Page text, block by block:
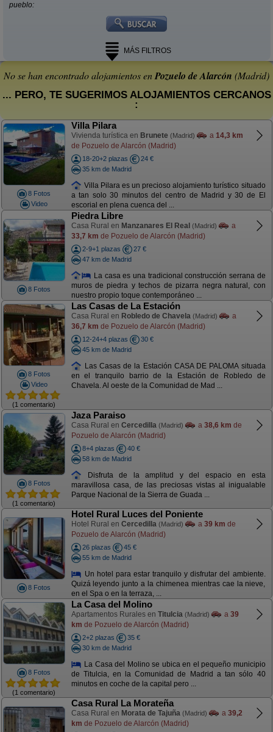
pueblo:
MÁS FILTROS
No se han encontrado alojamientos enPozuelo de Alarcón (Madrid)
... PERO, TE SUGERIMOS ALOJAMIENTOS CERCANOS
:
8 Fotos
Video
Villa Pilara
Vivienda turística en Brunete (Madrid) a 14,3 km
de Pozuelo de Alarcón (Madrid)
18-20+2 plazas
24 €
35 km de Madrid
Villa Pilara es un precioso alojamiento turístico situado
a tan solo 30 minutos del centro de Madrid y 30 de El
escorial en plena cuenca del ...
8 Fotos
Piedra Libre
Casa Rural en Manzanares El Real (Madrid)
a
33,7 km de Pozuelo de Alarcón (Madrid)
2-9+1 plazas
27 €
47 km de Madrid
La casa es una tradicional construcción serrana de
muros de piedra y techos de pizarra negra natural, con
nuestro propio toque contemporáneo ...
8 Fotos
Video
(1 comentario)
Las Casas de La Estación
Casa Rural en Robledo de Chavela (Madrid)
a
36,7 km de Pozuelo de Alarcón (Madrid)
12-24+4 plazas
30 €
45 km de Madrid
Las Casas de la Estación CASA DE PALOMA situada
en el tranquilo barrio de la Estación de Robledo de
Chavela. Al oeste de la Comunidad de Mad ...
8 Fotos
(1 comentario)
Jaza Paraiso
Casa Rural en Cercedilla (Madrid) a 38,6 km de
Pozuelo de Alarcón (Madrid)
8+4 plazas
40 €
58 km de Madrid
Disfruta de la amplitud y del espacio en esta
maravillosa casa, de las preciosas vistas al inigualable
Parque Nacional de la Sierra de Guada ...
8 Fotos
Hotel Rural Luces del Poniente
Hotel Rural en Cercedilla (Madrid) a 39 km de
Pozuelo de Alarcón (Madrid)
26 plazas
45 €
55 km de Madrid
Un hotel para estar tranquilo y disfrutar del ambiente.
Quizá leyendo junto a la chimenea mientras cae la nieve,
en el Spa o en la terraza, ...
8 Fotos
(1 comentario)
La Casa del Molino
Apartamentos Rurales en Titulcia (Madrid) a 39
km de Pozuelo de Alarcón (Madrid)
2+2 plazas
35 €
30 km de Madrid
La Casa del Molino se ubica en el pequeño municipio
de Titulcia, en la Comunidad de Madrid a tan sólo 40
minutos en coche de la capital pero ...
Casa Rural La Morateña
Casa Rural en Morata de Tajuña (Madrid) a 39,2
km de Pozuelo de Alarcón (Madrid)